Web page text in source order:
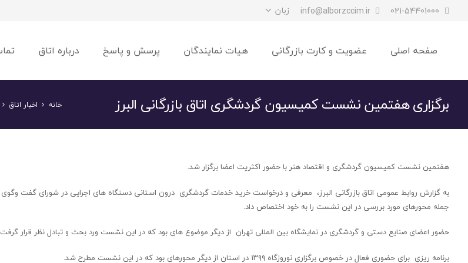
021-54401000
info@alborzccim.ir زبان
صفحه اصلی عضویت و کارت بازرگانی هیات نمایندگان پرسش و پاسخ درباره اتاق
برگزاری هفتمین نشست کمیسیون گردشگری اتاق بازرگانی البرز خانه اخبار اتاق
هفتمین نشست کمیسیون گردشگری و اقتصاد هنر با حضور اکثریت اعضا برگزار شد.
به گزارش روابط عمومی اتاق بازرگانی البرز، معرفی و درخواست خرید خدمات گردشگری درون استانی دستگاه های اجرایی در شورای گفت
جمله محورهای مورد بررسی در این نشست را به خود اختصاص داد.
حضور اعضای صنایع دستی و گردشگری در نمایشگاه بین المللی تهران از دیگر موضوع های بود که در این نشست ورد بحث و تبادل نظر قرار
برنامه ریزی برای حضوری فعال در خصوص برگزاری نوروزگاه ۱۳۹۹ در استان از دیگر محورهای بود که در این نشست مطرح شد.